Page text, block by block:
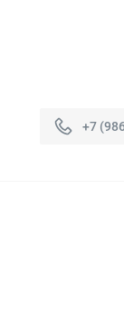
+7